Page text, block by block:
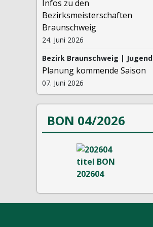
Infos zu den
Bezirksmeisterschaften
Braunschweig
24. Juni 2026
Bezirk Braunschweig | Jugend
Planung kommende Saison
07. Juni 2026
BON 04/2026